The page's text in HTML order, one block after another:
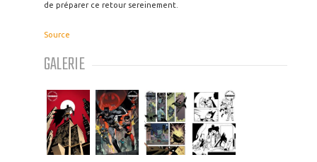
de préparer ce retour sereinement.
Source
GALERIE